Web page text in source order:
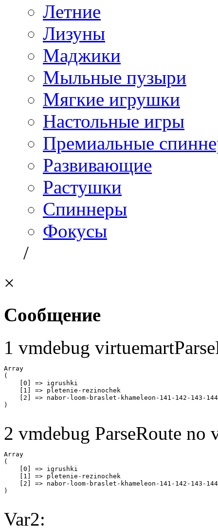
Летние
Лизуны
Маджики
Мыльные пузыри
Мягкие игрушки
Настольные игры
Премиальные
Развивающие
Растушки
Спиннеры
Фокусы
/
×
Сообщение
1 vmdebug
Array
(
    [0] => igrushki
    [1] => pletenie-rezinochek
[2] => nabor-loom-braslet-khameleon-141-142-143-
2 vmdebug ParseRoute no
Array
(
    [0] => igrushki
    [1] => pletenie-rezinochek
[2] => nabor-loom-braslet-khameleon-141-142-143-
Var2: